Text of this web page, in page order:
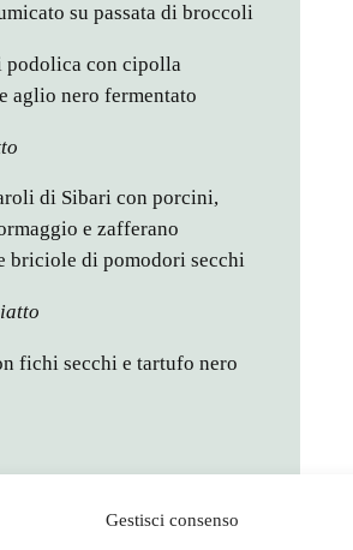
Gestisci consenso
su passata di broccoli
podolica con cipolla
aglio nero fermentato
di Sibari con porcini,
e zafferano
briciole di pomodori secchi
fichi secchi e tartufo nero